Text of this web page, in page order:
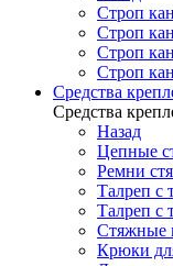
Строп
Строп
Строп
Строп
Средства
Средства
Назад
Цепные
Ремни
Талреп с
Талреп с
Стяжные
Крюки